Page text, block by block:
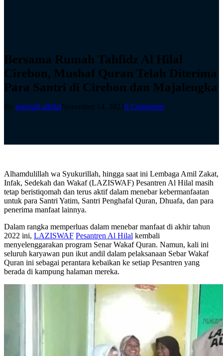
Bersama Rumah Tahfidz Al Hilal
Cirebon, Mushaf Quran Telah Diterima
Para Santri di Cirebon dan Majalengka
By supriadi alhilalNovember 14, 20220 Comments
Alhamdulillah wa Syukurillah, hingga saat ini Lembaga Amil Zakat,
Infak, Sedekah dan Wakaf (LAZISWAF) Pesantren Al Hilal masih
tetap beristiqomah dan terus aktif dalam menebar kebermanfaatan
untuk para Santri Yatim, Santri Penghafal Quran, Dhuafa, dan para
penerima manfaat lainnya.
Dalam rangka memperluas dalam menebar manfaat di akhir tahun
2022 ini, LAZISWAF Pesantren Al Hilal kembali
menyelenggarakan program Senar Wakaf Quran. Namun, kali ini
seluruh karyawan pun ikut andil dalam pelaksanaan Sebar Wakaf
Quran ini sebagai perantara kebaikan ke setiap Pesantren yang
berada di kampung halaman mereka.